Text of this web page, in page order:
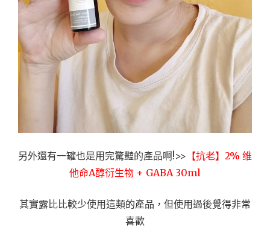
另外還有一罐也是用完驚豔的產品啊!>> 【抗老】2% 维
他命A醇衍生物 + GABA 30ml
其實露比比較少使用這類的產品，但使用過後覺得非常
喜歡